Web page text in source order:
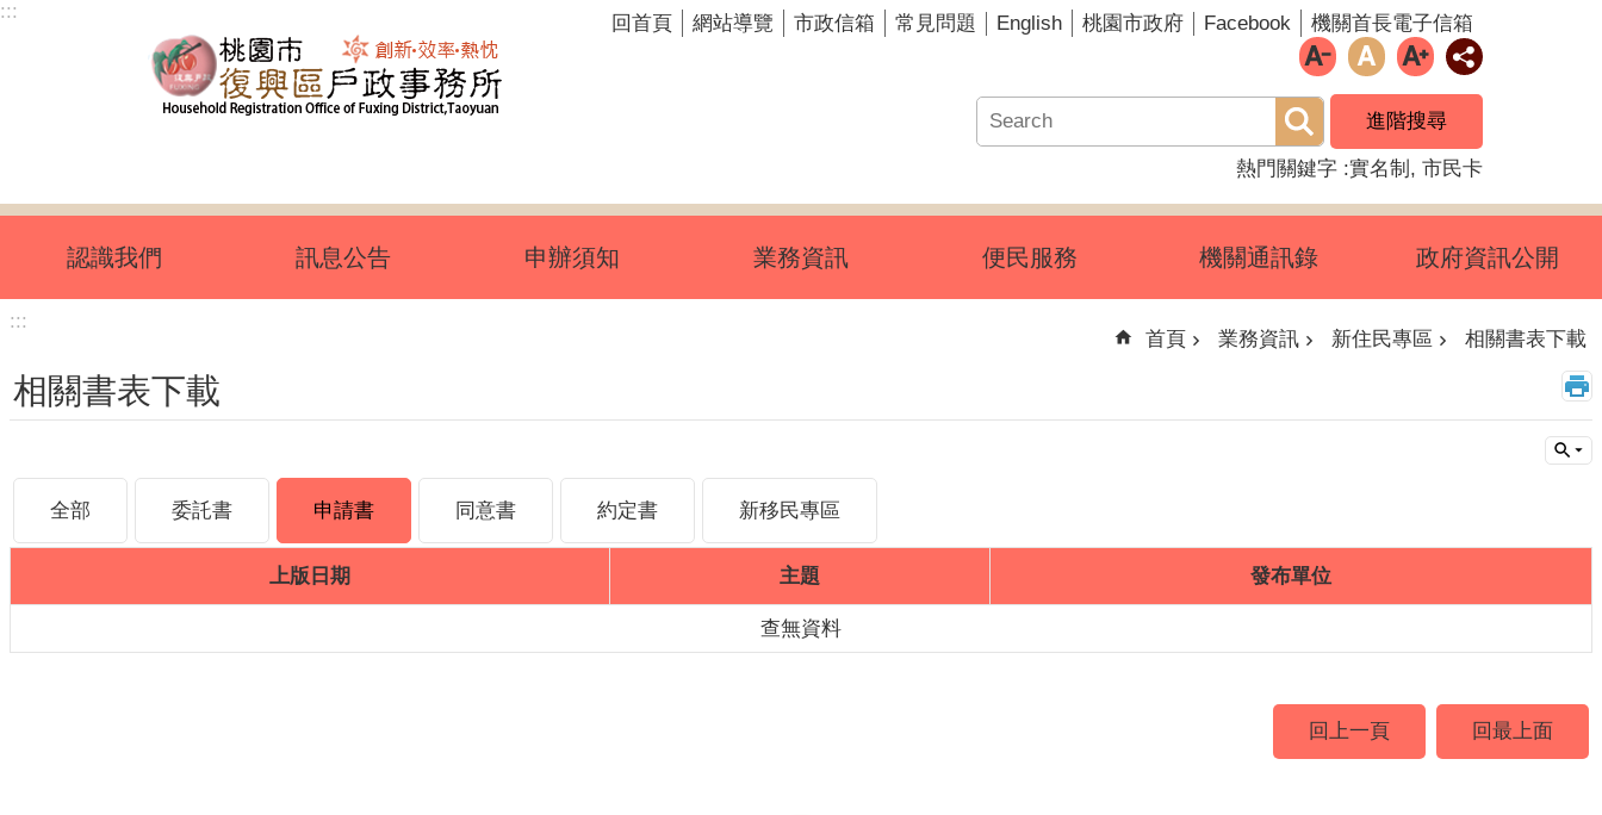
跳到主要內容區塊
:::
回首頁 網站導覽 市政信箱 常見問題 English 桃園市政府 Facebook 機關首長電子信箱
進階搜尋
熱門關鍵字 實名制 市民卡
認識我們 訊息公告 申辦須知 業務資訊 便民服務 機關通訊錄 政府資訊公開
:::
首頁 業務資訊 新住民專區 相關書表下載
相關書表下載
全部 委託書 申請書 同意書 約定書 新移民專區
上版日期 主題 發布單位
查無資料
回上一頁 回最上面